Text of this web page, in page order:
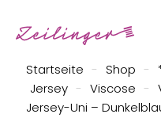
Startseite - Shop -
Jersey - Viscose -
Jersey-Uni –